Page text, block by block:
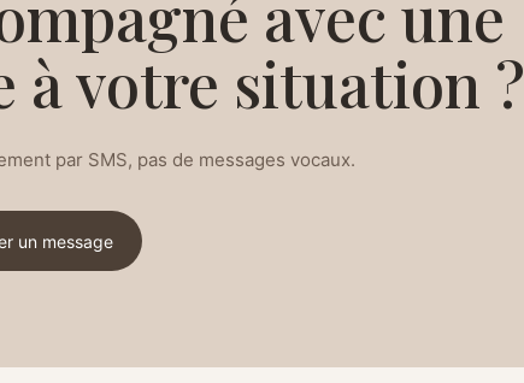
avec une
à votre situation ?
par SMS, pas de messages vocaux.
un message